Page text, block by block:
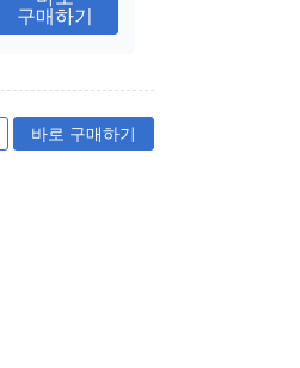
구매하기
바로 구매하기